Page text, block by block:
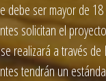
debe ser mayor de
solicitan el
realizará a través de
tendrán un